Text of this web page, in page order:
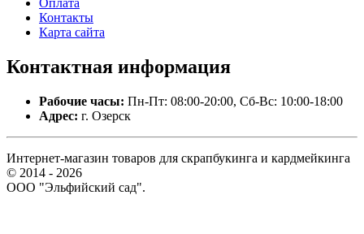
Оплата
Контакты
Карта сайта
Контактная информация
Рабочие часы: Пн-Пт: 08:00-20:00, Сб-Вс: 10:00-18:00
Адрес: г. Озерск
Интернет-магазин товаров для скрапбукинга и кардмейкинга
© 2014 - 2026
ООО "Эльфийский сад".